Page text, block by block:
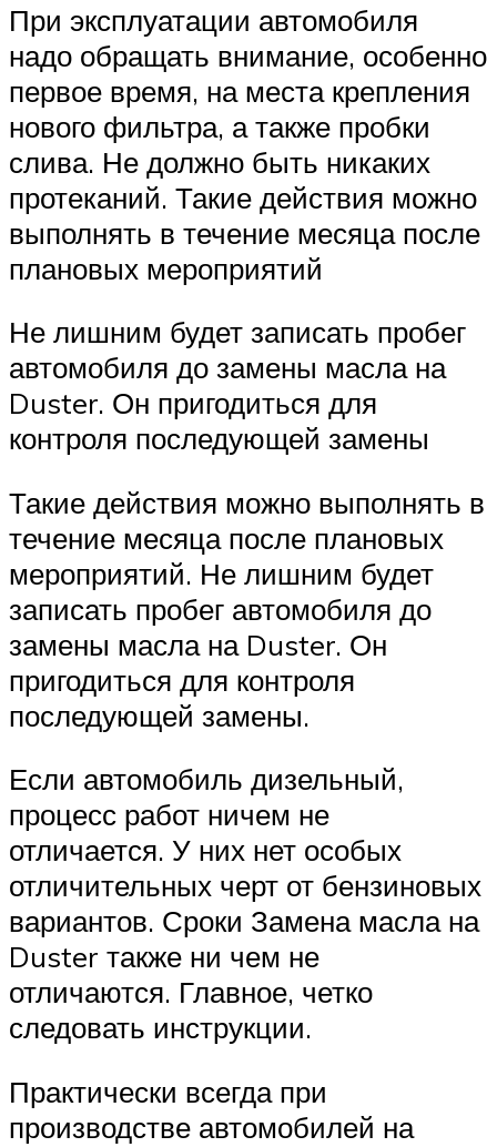
При эксплуатации автомобиля
надо обращать внимание, особенно
первое время, на места крепления
нового фильтра, а также пробки
слива. Не должно быть никаких
протеканий. Такие действия можно
выполнять в течение месяца после
плановых мероприятий
Не лишним будет записать пробег
автомобиля до замены масла на
Duster. Он пригодиться для
контроля последующей замены
Такие действия можно выполнять в
течение месяца после плановых
мероприятий. Не лишним будет
записать пробег автомобиля до
замены масла на Duster. Он
пригодиться для контроля
последующей замены.
Если автомобиль дизельный,
процесс работ ничем не
отличается. У них нет особых
отличительных черт от бензиновых
вариантов. Сроки Замена масла на
Duster также ни чем не
отличаются. Главное, четко
следовать инструкции.
Практически всегда при
производстве автомобилей на